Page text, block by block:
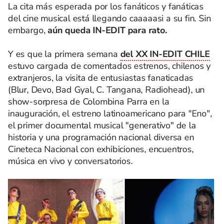
La cita más esperada por los fanáticos y fanáticas
del cine musical está llegando caaaaasi a su fin. Sin
embargo, aún queda IN-EDIT para rato.
Y es que la primera semana del XX IN-EDIT CHILE
estuvo cargada de comentados estrenos, chilenos y
extranjeros, la visita de entusiastas fanaticadas
(Blur, Devo, Bad Gyal, C. Tangana, Radiohead), un
show-sorpresa de Colombina Parra en la
inauguración, el estreno latinoamericano para "Eno",
el primer documental musical "generativo" de la
historia y una programación nacional diversa en
Cineteca Nacional con exhibiciones, encuentros,
música en vivo y conversatorios.